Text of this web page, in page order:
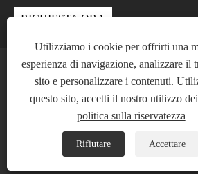
RICHIESTA ORA
Links Sitemap RSS
Copyright © 2025 Shenzhen Jingda Display
riservati.
Utilizziamo i cookie per offrirti una
esperienza di navigazione, analizzare il
sito e personalizzare i contenuti.
questo sito, accetti il ​​nostro utilizzo
politica sulla riservatezza
Rifiutare Accettare